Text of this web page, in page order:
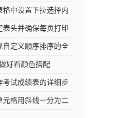
格中设置下拉选择内
表头并确保每页打印
方法详解
自定义顺序排序的全
好看颜色搭配
考试成绩表的详细步
元格用斜线一分为二